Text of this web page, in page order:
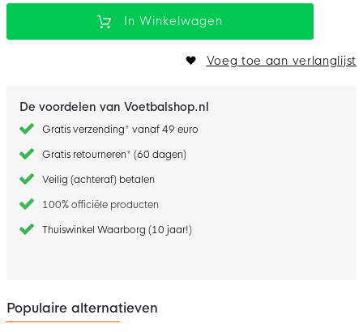
In Winkelwagen
Voeg toe aan verlanglijst
De voordelen van Voetbalshop.nl
Gratis verzending* vanaf 49 euro
Gratis retourneren* (60 dagen)
Veilig (achteraf) betalen
100% officiële producten
Thuiswinkel Waarborg (10 jaar!)
Populaire alternatieven